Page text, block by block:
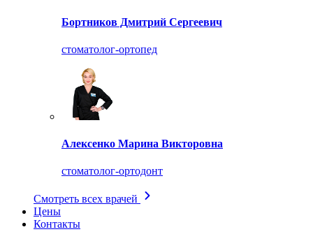
Бортников Дмитрий Сергеевич
стоматолог-ортопед
Алексенко Марина Викторовна
стоматолог-ортодонт
Смотреть всех врачей
Цены
Контакты